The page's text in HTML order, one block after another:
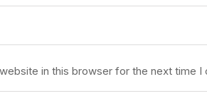
in this browser for the next time I